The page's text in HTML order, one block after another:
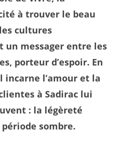
à trouver le beau
cultures
un messager entre les
porteur d’espoir. En
l’amour et la
à Sadirac lui
: la légèreté
sombre.